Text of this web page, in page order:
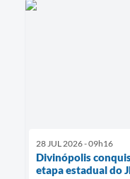
28 JUL 2026 - 09h16
Divinópolis
etapa estadual do